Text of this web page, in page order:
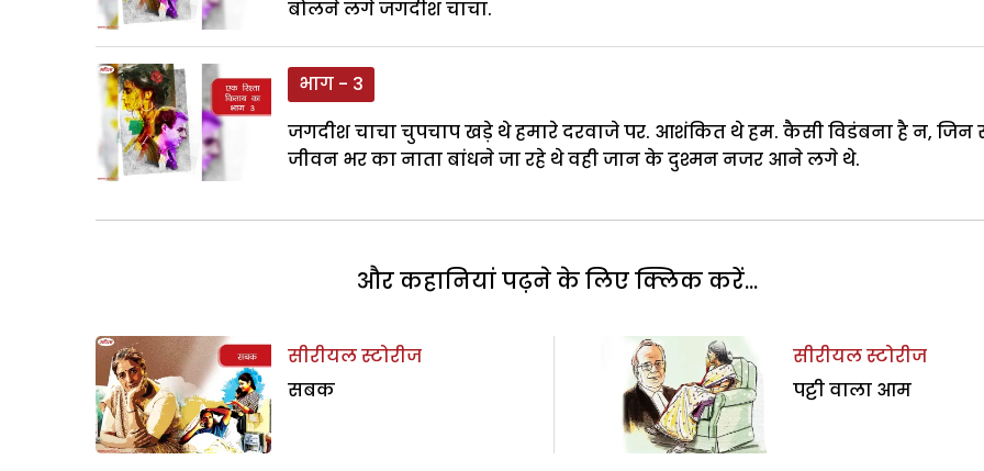
बोलने लगे जगदीश चाचा.
भाग - 3
जगदीश चाचा चुपचाप खड़े थे हमारे दरवाजे पर. आशंकित थे हम. कैसी विडंबना है न, जिन
जीवन भर का नाता बांधने जा रहे थे वही जान के दुश्मन नजर आने लगे थे.
और कहानियां पढ़ने के लिए क्लिक करें...
सीरीयल स्टोरीज
सबक
सीरीयल स्टोरीज
पट्टी वाला आम